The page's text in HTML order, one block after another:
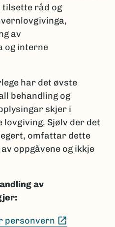
tilsette råd og
av
og interne
har det øvste
behandling og
skjer i
lovgiving. Sjølv der det
omfattar dette
oppgåvene og ikkje
av
personvern